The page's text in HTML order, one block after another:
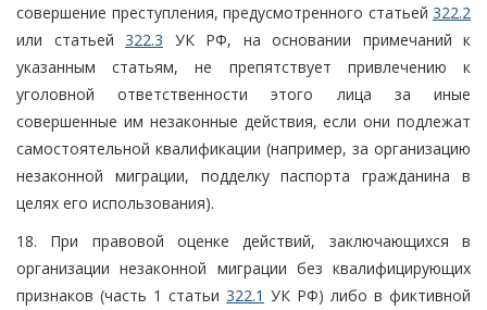
совершение преступления, предусмотренного статьей 322.2
или статьей 322.3 УК РФ, на основании примечаний к
указанным статьям, не препятствует привлечению к
уголовной ответственности этого лица за иные
совершенные им незаконные действия, если они подлежат
самостоятельной квалификации (например, за организацию
незаконной миграции, подделку паспорта гражданина в
целях его использования).
18. При правовой оценке действий, заключающихся в
организации незаконной миграции без квалифицирующих
признаков (часть 1 статьи 322.1 УК РФ) либо в фиктивной